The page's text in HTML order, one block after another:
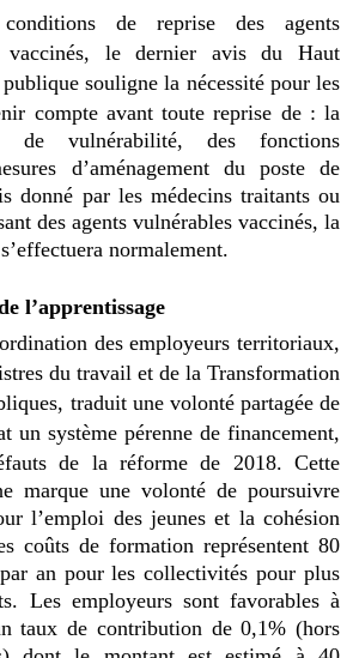
conditions de reprise des agents
, le dernier avis du Haut
souligne la nécessité pour les
compte avant toute reprise de : la
vulnérabilité,
des fonctions
d’aménagement du poste de
donné par les médecins traitants ou
des agents vulnérables vaccinés, la
normalement.
l’apprentissage
des employeurs territoriaux,
du travail et de la Transformation
traduit une volonté partagée de
un système pérenne de financement,
de la réforme de 2018. Cette
marque une volonté de poursuivre
l’emploi des jeunes et la cohésion
coûts de formation représentent 80
an pour les collectivités pour plus
Les employeurs sont favorables à
taux de contribution de 0,1%(hors